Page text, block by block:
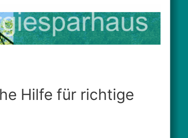
Hilfe für richtige